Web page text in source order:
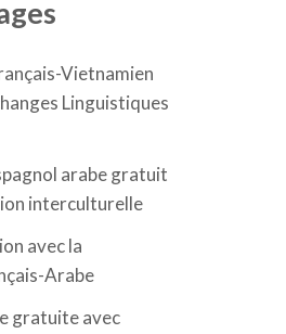
Vietnamien
Linguistiques
arabe gratuit
interculturelle
avec la
Arabe
gratuite avec